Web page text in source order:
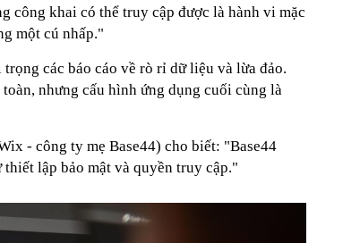
công khai có thể truy cập được là hành vi mặc
một cú nhấp."
các báo cáo về rò rỉ dữ liệu và lừa đảo.
nhưng cấu hình ứng dụng cuối cùng là
- công ty mẹ Base44) cho biết: "Base44
lập bảo mật và quyền truy cập."